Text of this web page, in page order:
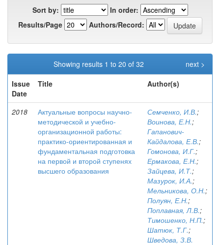
Sort by:
In order:
Results/Page
Authors/Record:
Showing results 1 to 20 of 32
next >
Issue
Date
Title Author(s)
2018
Актуальные вопросы научно-
методической и учебно-
организационной работы:
практико-ориентированная и
фундаментальная подготовка
на первой и второй ступенях
высшего образования
Семченко, И.В.;
Воинова, Е.Н.;
Гапанович-
Кайдалова, Е.В.;
Гомонова, И.Г.;
Ермакова, Е.Н.;
Зайцева, И.Т.;
Мазурок, И.А.;
Мельникова, О.Н.;
Полуян, Е.Н.;
Поплавная, Л.В.;
Тимошенко, Н.П.;
Шатюк, Т.Г.;
Шведова, З.В.